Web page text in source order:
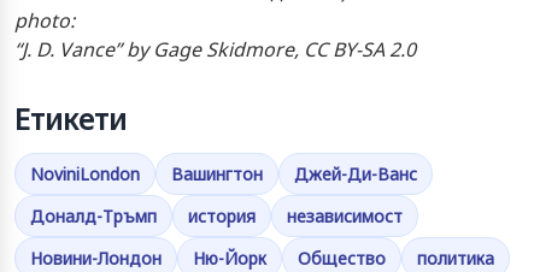
photo:
“J. D. Vance” by Gage Skidmore, CC BY-SA 2.0
Етикети
NoviniLondon Вашингтон
Джей-Ди-Ванс
Доналд-Тръмп
история
независимост
Новини-Лондон
Ню-Йорк Общество
политика